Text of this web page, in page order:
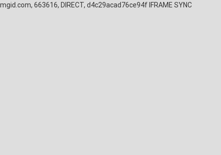
mgid.com, 663616, DIRECT, d4c29acad76ce94f IFRAME SYNC